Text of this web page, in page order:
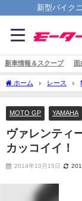
新型バイク
新車情報＆スクープ 面
ホーム レース
がカッコイイ！
MOTO GP YAMAHA
ヴァレンティ
カッコイイ！
2014年10月15日